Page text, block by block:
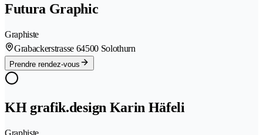
Futura Graphic
Graphiste
Grabackerstrasse 64500 Solothurn
Prendre rendez-vous
KH grafik.design Karin Häfeli